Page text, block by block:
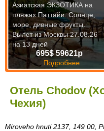
Отель Chodov
Чехия)
Miroveho hnuti 2137, 149 00,
695$ 59621р
Подробнее
Азиатская ЭКЗОТИКА на
пляжах Паттайи. Солнце,
море, дивные фрукты.
Вылет из Москвы 27.08.26
на 13 дней